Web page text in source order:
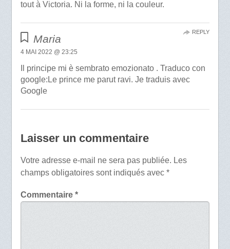
tout à Victoria. Ni la forme, ni la couleur.
Maria
4 MAI 2022 @ 23:25
Il principe mi è sembrato emozionato . Traduco con
google:Le prince me parut ravi. Je traduis avec
Google
REPLY
Laisser un commentaire
Votre adresse e-mail ne sera pas publiée. Les
champs obligatoires sont indiqués avec *
Commentaire *